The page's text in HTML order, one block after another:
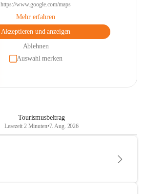
https://www.google.com/maps
Mehr erfahren
Akzeptieren und anzeigen
Ablehnen
Auswahl merken
Tourismusbeitrag
Lesezeit 2 Minuten•7. Aug. 2026